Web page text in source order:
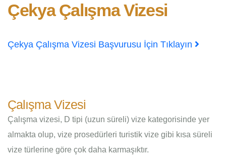
Çekya Çalışma Vizesi
Çekya Çalışma Vizesi Başvurusu İçin Tıklayın
Çalışma Vizesi
Çalışma vizesi, D tipi (uzun süreli) vize kategorisinde yer
almakta olup, vize prosedürleri turistik vize gibi kısa süreli
vize türlerine göre çok daha karmaşıktır.